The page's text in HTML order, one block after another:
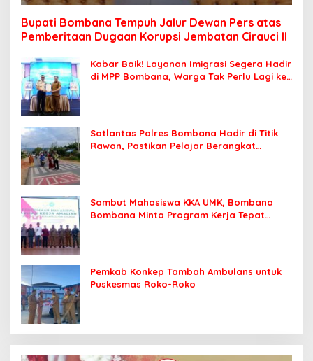
Bupati Bombana Tempuh Jalur Dewan Pers atas
Pemberitaan Dugaan Korupsi Jembatan Cirauci II
Kabar Baik! Layanan Imigrasi Segera Hadir
di MPP Bombana, Warga Tak Perlu Lagi ke
Satlantas Polres Bombana Hadir di Titik
Rawan, Pastikan Pelajar Berangkat
Sambut Mahasiswa KKA UMK, Bombana
Bombana Minta Program Kerja Tepat
Pemkab Konkep Tambah Ambulans untuk
Puskesmas Roko-Roko